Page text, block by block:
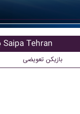
بازیکنان اصلی Saipa Tehran
بازیکن تعویضی